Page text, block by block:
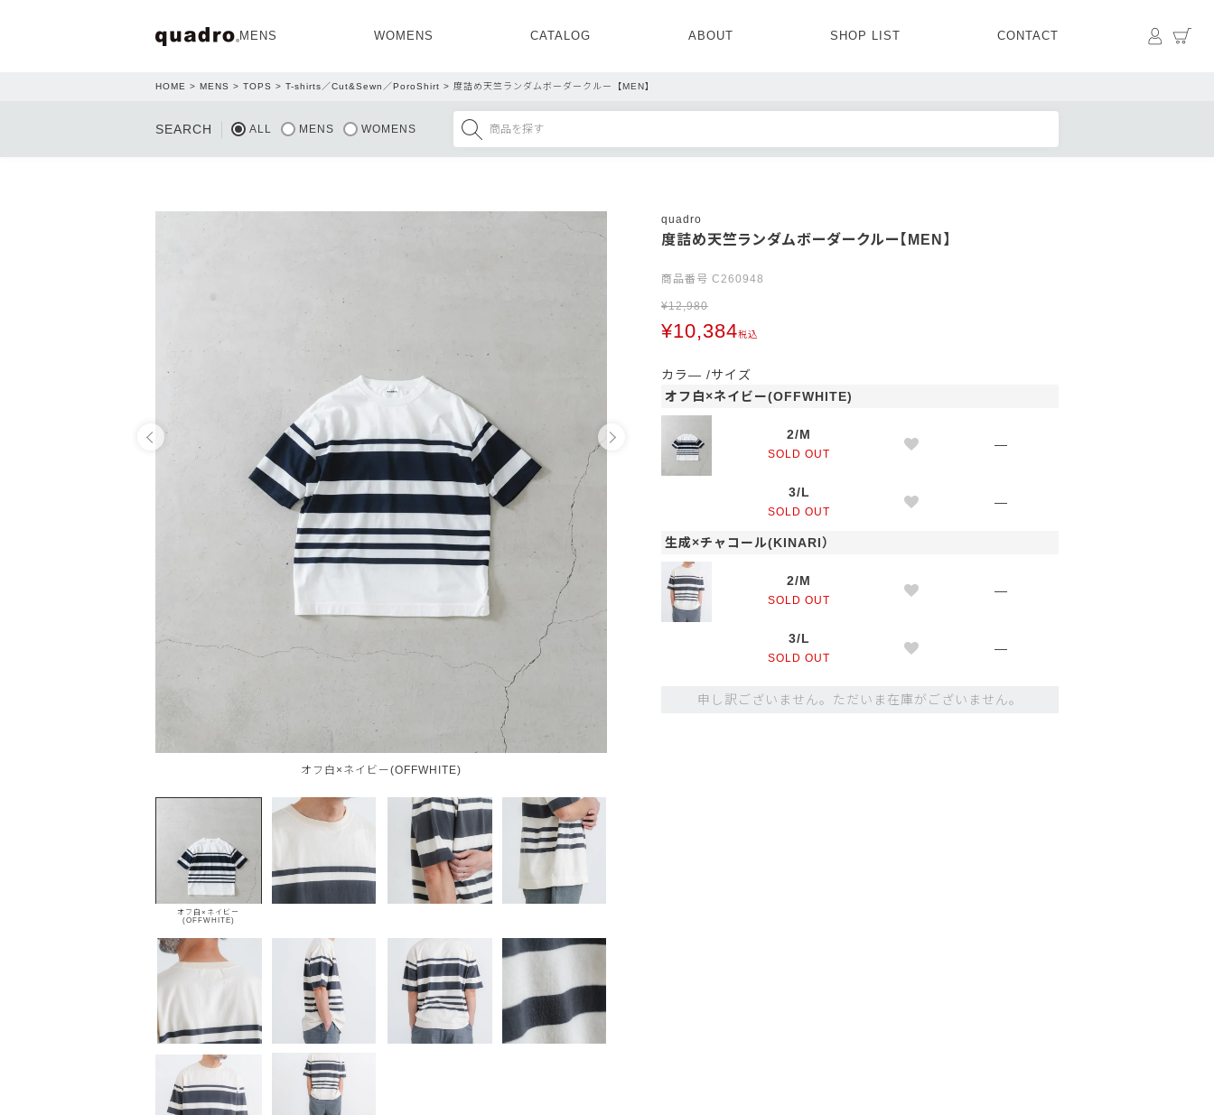
MENS
MENS ALL
TOPS OUTER BOTTOMS
WOMENS
WOMENS ALL
TOPS OUTER PANTS SKIRT
CATALOG ABOUT
CONCEPT NEWS COMPANY
SHOP LIST CONTACT マイペ
HOME MENS TOPS T-shirts／Cut&Sewn／PoroShirt 度詰め天竺ランダムボーダークルー【MEN】
SEARCH ALL MENS WOMENS
オフ白×ネイビー(OFFWHITE)
オフ白×ネイビー
(OFFWHITE)
quadro
度詰め天竺ランダムボーダークルー【MEN】
商品番号 C260948
¥12,980
¥10,384税込
カラ―
サイズ
オフ白×ネイビー(OFFWHITE)
2/M
SOLD OUT
—
3/L
SOLD OUT
—
生成×チャコール(KINARI）
2/M
SOLD OUT
—
3/L
SOLD OUT
—
申し訳ございません。ただいま在庫がございません。